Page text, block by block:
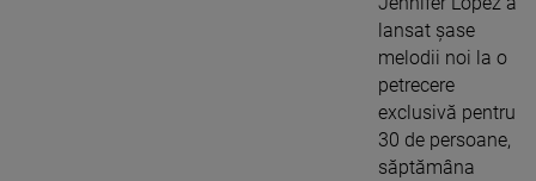
lansat șase
melodii noi la o
petrecere
exclusivă pentru
30 de persoane,
săptămâna